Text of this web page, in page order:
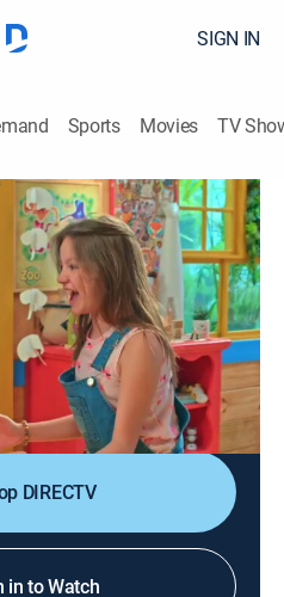
SIGN IN
Sports Movies TV
por su investigación
niños deciden organizar
Zu y Lila le hacen un
recibiendo un detalle
DIRECTV
in to Watch